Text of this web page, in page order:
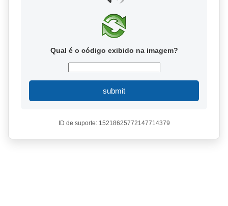
Qual é o código exibido na imagem?
submit
ID de suporte: 15218625772147714379